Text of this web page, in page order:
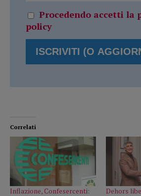
Procedendo accetti la
policy
Correlati
Inflazione, Confesercenti:
Dehors